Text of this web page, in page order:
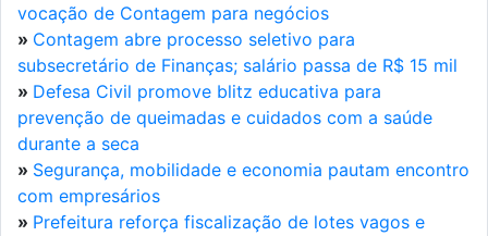
vocação de Contagem para negócios
» Contagem abre processo seletivo para
subsecretário de Finanças; salário passa de R$ 15 mil
» Defesa Civil promove blitz educativa para
prevenção de queimadas e cuidados com a saúde
durante a seca
» Segurança, mobilidade e economia pautam encontro
com empresários
» Prefeitura reforça fiscalização de lotes vagos e